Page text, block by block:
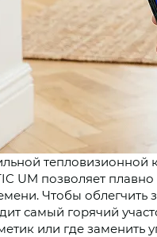
тепловизионной
UM позволяет
Чтобы облегчить
самый горячий
или где заменить